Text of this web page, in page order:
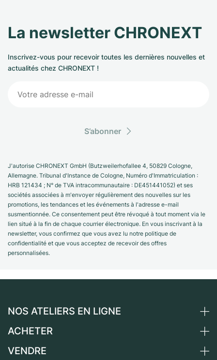
La newsletter CHRONEXT
Inscrivez-vous pour recevoir toutes les dernières nouvelles et
actualités chez CHRONEXT !
S’abonner
J'autorise CHRONEXT GmbH (Butzweilerhofallee 4, 50829 Cologne,
Allemagne. Tribunal d'Instance de Cologne, Numéro d'Immatriculation :
HRB 121434 ; N° de TVA intracommunautaire : DE451441052) et ses
sociétés associées à m'envoyer régulièrement des nouvelles sur les
promotions, les tendances et les événements à l'adresse e-mail
susmentionnée. Ce consentement peut être révoqué à tout moment via le
lien situé à la fin de chaque courrier électronique. En vous inscrivant à la
newsletter, vous confirmez que vous avez lu notre politique de
confidentialité et que vous acceptez de recevoir des offres
personnalisées.
NOS ATELIERS EN LIGNE
Allemagne
ACHETER
Toutes les montres de luxe
VENDRE